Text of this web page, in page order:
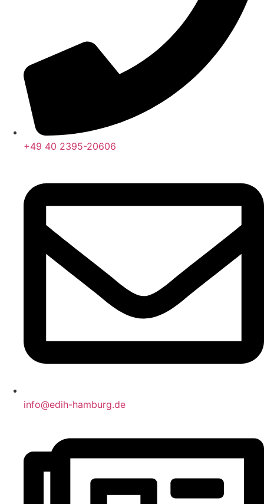
+49 40 2395-20606
info@edih-hamburg.de